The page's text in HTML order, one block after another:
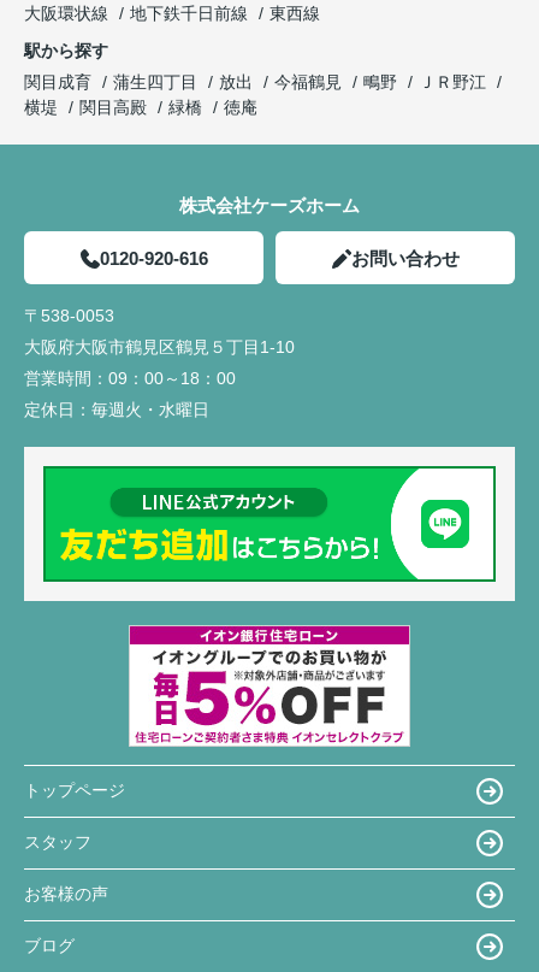
大阪環状線
地下鉄千日前線
東西線
駅から探す
関目成育
蒲生四丁目 放出 今福鶴見 鴫野
ＪＲ野江
横堤
関目高殿 緑橋 徳庵
株式会社ケーズホーム
0120-920-616 お問い合わせ
〒538-0053
大阪府大阪市鶴見区鶴見５丁目1-10
営業時間： 09：00～18：00
定休日： 毎週火・水曜日
トップページ
スタッフ
お客様の声
ブログ